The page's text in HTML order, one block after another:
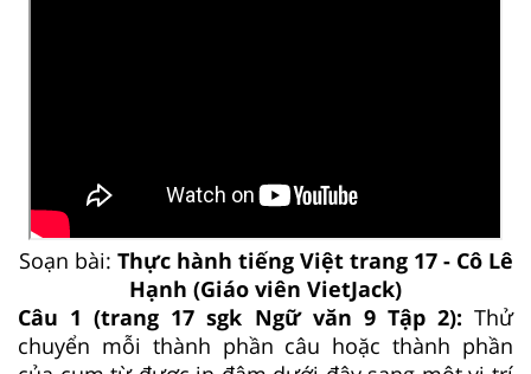
Soạn bài: Thực hành tiếng Việt trang 17 - Cô Lê
Hạnh (Giáo viên VietJack)
Câu 1 (trang 17 sgk Ngữ văn 9 Tập 2): Thử
chuyển mỗi thành phần câu hoặc thành phần